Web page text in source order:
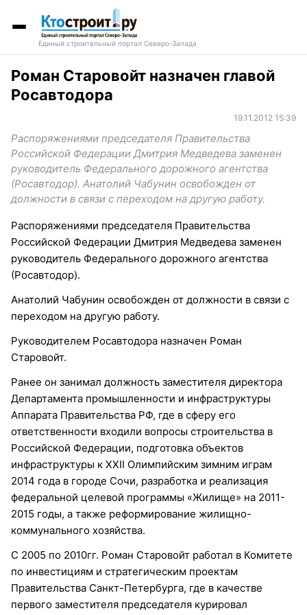
Единый строительный портал Северо-Запада
Роман Старовойт назначен главой
Росавтодора
19.11.2012 15:39
Распоряжениями председателя Правительства
Российской Федерации Дмитрия Медведева заменен
руководитель Федерального дорожного агентства
(Росавтодор). Анатолий Чабунин освобожден от
должности в связи с переходом на другую работу.
Распоряжениями председателя Правительства
Российской Федерации Дмитрия Медведева заменен
руководитель Федерального дорожного агентства
(Росавтодор).
Анатолий Чабунин освобожден от должности в связи с
переходом на другую работу.
Руководителем Росавтодора назначен Роман
Старовойт.
Ранее он занимал должность заместителя директора
Департамента промышленности и инфраструктуры
Аппарата Правительства РФ, где в сферу его
ответственности входили вопросы строительства в
Российской Федерации, подготовка объектов
инфраструктуры к XXII Олимпийским зимним играм
2014 года в городе Сочи, разработка и реализация
федеральной целевой программы «Жилище» на 2011-
2015 годы, а также реформирование жилищно-
коммунального хозяйства.
С 2005 по 2010гг. Роман Старовойт работал в Комитете
по инвестициям и стратегическим проектам
Правительства Санкт-Петербурга, где в качестве
первого заместителя председателя курировал